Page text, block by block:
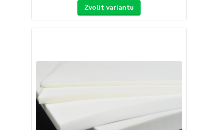
Zvolit variantu